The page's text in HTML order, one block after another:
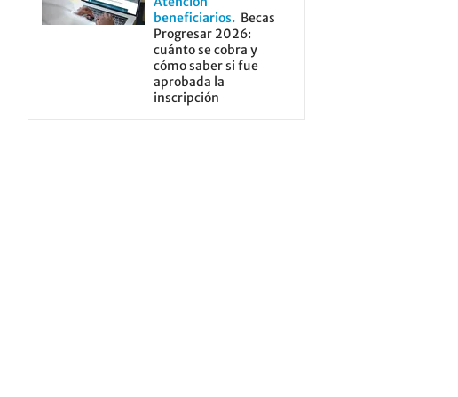
beneficiarios
Becas
Progresar 2026:
cuánto se cobra y
cómo saber si fue
aprobada la
inscripción